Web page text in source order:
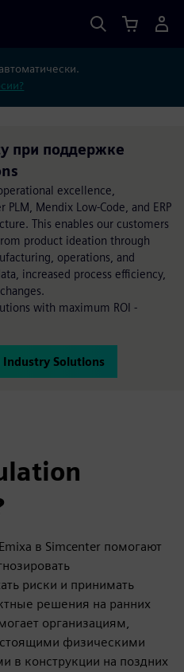
при поддержке
excellence,
Mendix Low-Code, and ERP
This enables our customers
product ideation through
operations, and
increased process efficiency,
with maximum ROI -
Industry Solutions
в Simcenter помогают
риски и принимать
решения на ранних
организациям,
физическими
в конструкции на поздних